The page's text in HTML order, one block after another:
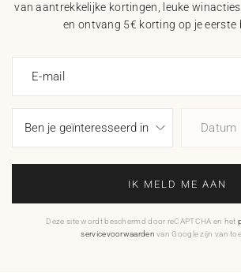
van aantrekkelijke kortingen, leuke
en ontvang 5€ korting op je eerste
E-mail
Datum
IK MELD ME AAN
Deze site wordt beschermd door reCAPTCHA en het
servicevoorwaarden van Google zijn van